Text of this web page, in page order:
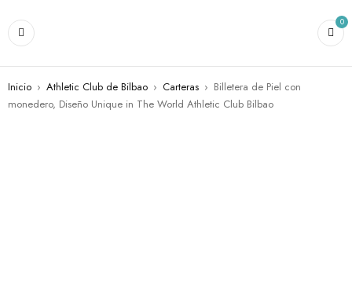
0
Inicio › Athletic Club de Bilbao › Carteras › Billetera de Piel con
monedero, Diseño Unique in The World Athletic Club Bilbao